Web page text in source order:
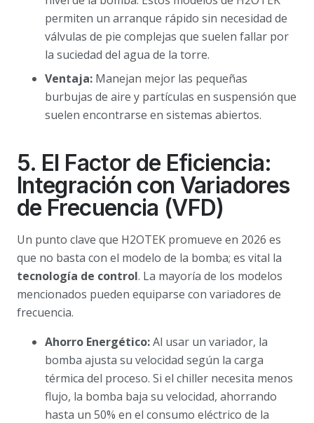
permiten un arranque rápido sin necesidad de
válvulas de pie complejas que suelen fallar por
la suciedad del agua de la torre.
Ventaja: Manejan mejor las pequeñas
burbujas de aire y partículas en suspensión que
suelen encontrarse en sistemas abiertos.
5. El Factor de Eficiencia:
Integración con Variadores
de Frecuencia (VFD)
Un punto clave que H2OTEK promueve en 2026 es
que no basta con el modelo de la bomba; es vital la
tecnología de control. La mayoría de los modelos
mencionados pueden equiparse con variadores de
frecuencia.
Ahorro Energético:Al usar un variador, la
bomba ajusta su velocidad según la carga
térmica del proceso. Si el chiller necesita menos
flujo, la bomba baja su velocidad, ahorrando
hasta un 50% en el consumo eléctrico de la